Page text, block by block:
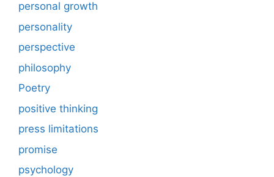
personal growth
personality
perspective
philosophy
Poetry
positive thinking
press limitations
promise
psychology